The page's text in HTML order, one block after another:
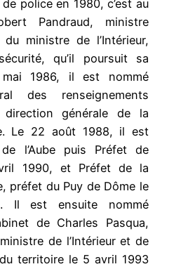
police en 1980, c’est au
Pandraud, ministre
ministre de l’Intérieur,
qu’il poursuit sa
1986, il est nommé
des renseignements
générale de la
Le 22 août 1988, il est
l’Aube puis Préfet de
1990, et Préfet de la
préfet du Puy de Dôme le
Il est ensuite nommé
de Charles Pasqua,
de l’Intérieur et de
du territoire le 5 avril 1993